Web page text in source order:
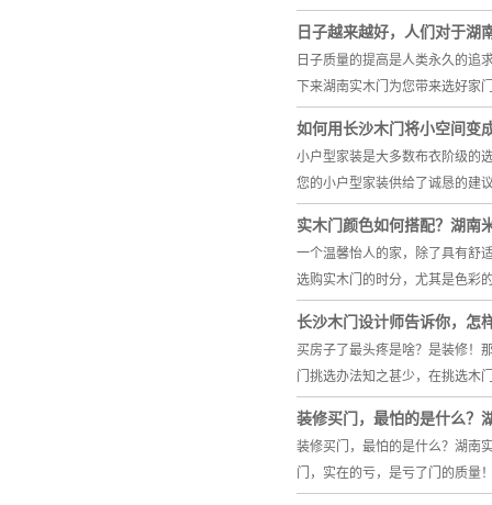
日子越来越好，人们对于湖
日子质量的提高是人类永久的追
下来湖南实木门为您带来选好家
如何用长沙木门将小空间变
小户型家装是大多数布衣阶级的
您的小户型家装供给了诚恳的建
实木门颜色如何搭配？湖南
一个温馨怡人的家，除了具有舒
选购实木门的时分，尤其是色彩
长沙木门设计师告诉你，怎
买房子了最头疼是啥？是装修！
门挑选办法知之甚少，在挑选木
装修买门，最怕的是什么？
装修买门，最怕的是什么？湖南
门，实在的亏，是亏了门的质量